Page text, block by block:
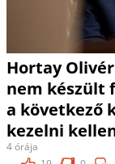
Hortay
nem készült
a következő
kezelni
4 órája